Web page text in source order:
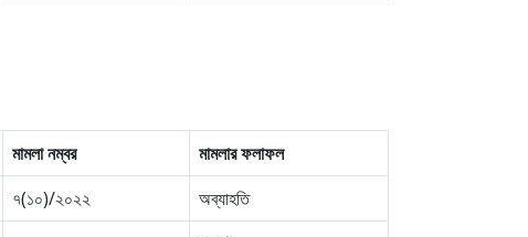
মামলা নম্বর
মামলার ফলাফল
৭(১০)/২০২২
অব্যাহতি